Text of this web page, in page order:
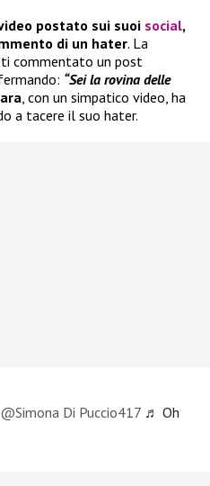
postato sui suoi social,
di un hater. La
commentato un post
“Sei la rovina delle
, con un simpatico video, ha
a tacere il suo hater.
Di Puccio417 ♬ Oh